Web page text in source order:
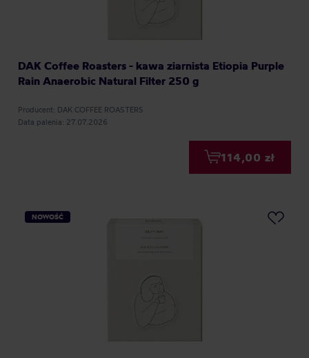
DAK Coffee Roasters - kawa ziarnista Etiopia Purple
Rain Anaerobic Natural Filter 250 g
Producent: DAK COFFEE ROASTERS
Data palenia: 27.07.2026
114,00 zł
NOWOŚĆ